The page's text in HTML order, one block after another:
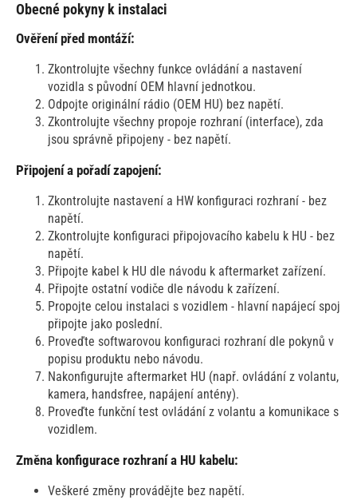
Obecné pokyny k instalaci
Ověření před montáží:
Zkontrolujte všechny funkce ovládání a nastavení
vozidla s původní OEM hlavní jednotkou.
Odpojte originální rádio (OEM HU) bez napětí.
Zkontrolujte všechny propoje rozhraní (interface), zda
jsou správně připojeny - bez napětí.
Připojení a pořadí zapojení:
Zkontrolujte nastavení a HW konfiguraci rozhraní - bez
napětí.
Zkontrolujte konfiguraci připojovacího kabelu k HU - bez
napětí.
Připojte kabel k HU dle návodu k aftermarket zařízení.
Připojte ostatní vodiče dle návodu k zařízení.
Propojte celou instalaci s vozidlem - hlavní napájecí spoj
připojte jako poslední.
Proveďte softwarovou konfiguraci rozhraní dle pokynů v
popisu produktu nebo návodu.
Nakonfigurujte aftermarket HU (např. ovládání z volantu,
kamera, handsfree, napájení antény).
Proveďte funkční test ovládání z volantu a komunikace s
vozidlem.
Změna konfigurace rozhraní a HU kabelu:
Veškeré změny provádějte bez napětí.